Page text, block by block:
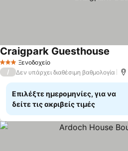
3 ΑστέριαΞενοδοχείο
Craigpark Guesthouse
/ Δεν υπάρχει διαθέσιμη βαθμολογία
Επιλέξτε ημερομηνίες, για να
δείτε τις ακριβείς τιμές